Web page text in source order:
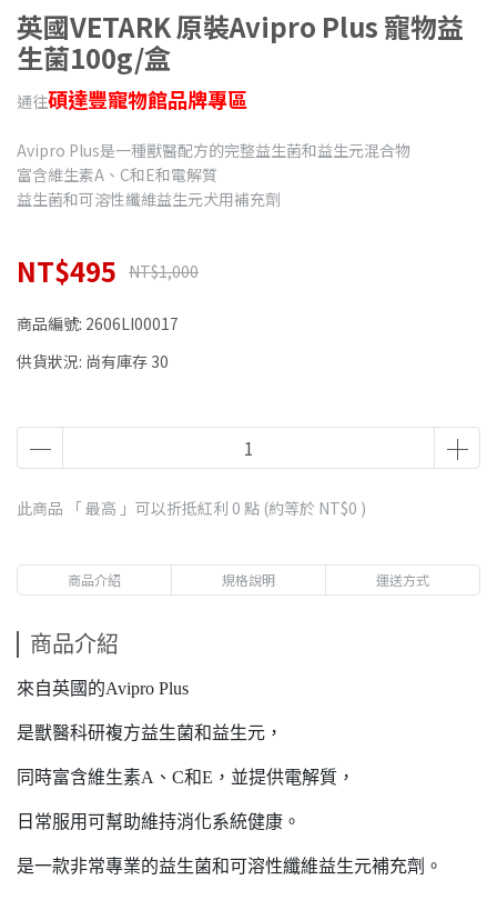
英國VETARK 原裝Avipro Plus 寵物益
生菌100g/盒
通往碩達豐寵物館品牌專區
Avipro Plus是一種獸醫配方的完整益生菌和益生元混合物
富含維生素A、C和E和電解質
益生菌和可溶性纖維益生元犬用補充劑
NT$495 NT$1,000
商品編號: 2606LI00017
供貨狀況: 尚有庫存 30
此商品 「 最高 」可以折抵紅利 0 點 (約等於 NT$0 )
商品介紹 規格說明 運送方式
商品介紹
來自英國的Avipro Plus
是獸醫科研複方益生菌和益生元，
同時富含維生素A、C和E，並提供電解質，
日常服用可幫助維持消化系統健康。
是一款非常專業的益生菌和可溶性纖維益生元補充劑。